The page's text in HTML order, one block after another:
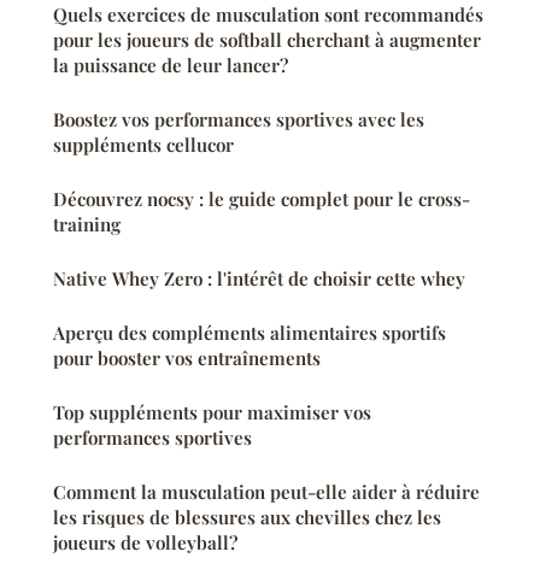
Quels exercices de musculation sont recommandés
pour les joueurs de softball cherchant à augmenter
la puissance de leur lancer?
Boostez vos performances sportives avec les
suppléments cellucor
Découvrez nocsy : le guide complet pour le cross-
training
Native Whey Zero : l'intérêt de choisir cette whey
Aperçu des compléments alimentaires sportifs
pour booster vos entraînements
Top suppléments pour maximiser vos
performances sportives
Comment la musculation peut-elle aider à réduire
les risques de blessures aux chevilles chez les
joueurs de volleyball?